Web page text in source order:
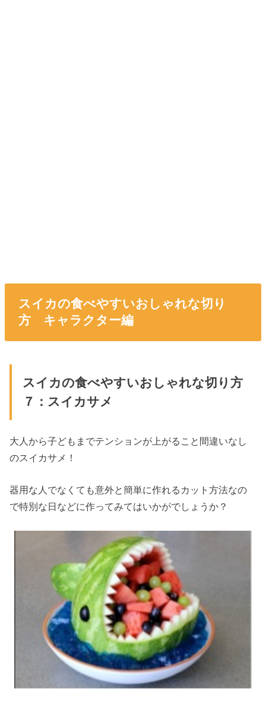
スイカの食べやすいおしゃれな切り
方 キャラクター編
スイカの食べやすいおしゃれな切り方
７：スイカサメ
大人から子どもまでテンションが上がること間違いなし
のスイカサメ！
器用な人でなくても意外と簡単に作れるカット方法なの
で特別な日などに作ってみてはいかがでしょうか？